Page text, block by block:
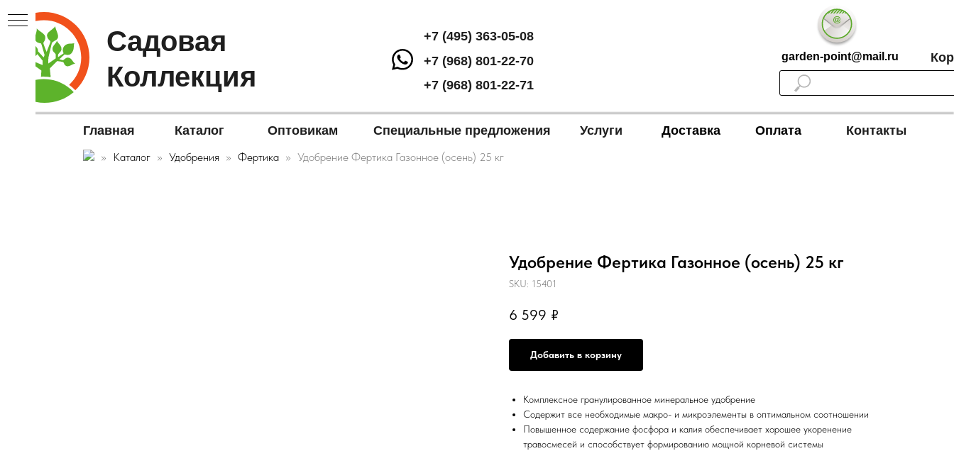
+7 (495) 363-05-08
Главная Каталог Оптовикам Специальные предложения Контакты
Доставка
+7 (968) 801-22-71
Услуги
Садовая
Коллекция
garden-point@mail.ru
+7 (968) 801-22-70
Оплата
Каталог Удобрения Фертика Удобрение Фертика Газонное (осень) 25 кг
Удобрение Фертика Газонное (осень) 25 кг
SKU: 15401
6 599 ₽
Добавить в корзину
Комплексное гранулированное минеральное удобрение
Содержит все необходимые макро- и микроэлементы в оптимальном соотношении
Повышенное содержание фосфора и калия обеспечивает хорошее укоренение
травосмесей и способствует формированию мощной корневой системы